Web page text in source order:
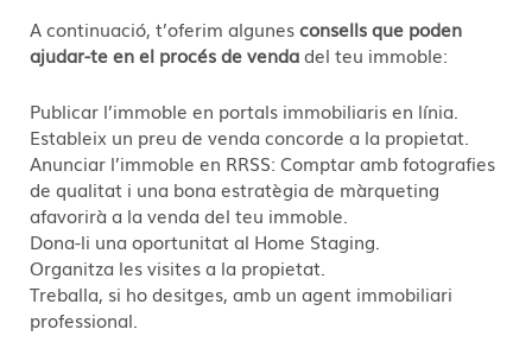
A continuació, t’oferim algunesconsells que poden
ajudar-te en el procés de vendadel teu immoble:
Publicar l’immoble en portals immobiliaris en línia.
Estableix un preu de venda concorde a la propietat.
Anunciar l’immoble en RRSS: Comptar amb fotografies
de qualitat i una bona estratègia de màrqueting
afavorirà a la venda del teu immoble.
Dona-li una oportunitat al Home Staging.
Organitza les visites a la propietat.
Treballa, si ho desitges, amb un agent immobiliari
professional.